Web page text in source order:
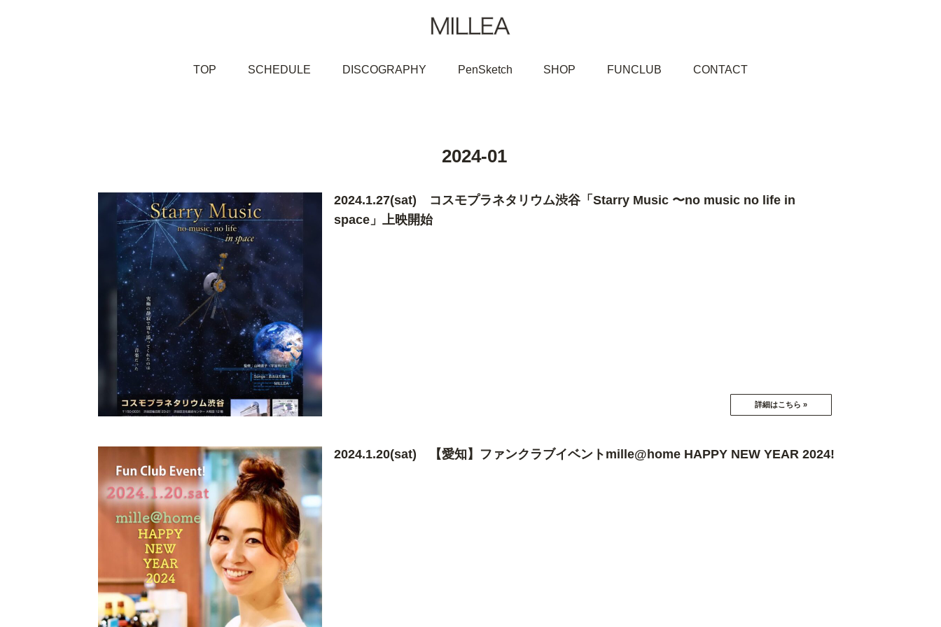
TOP SCHEDULE DISCOGRAPHY PenSketch SHOP FUNCLUB CONTACT
2024-01
2024.1.27(sat) コスモプラネタリウム渋谷「Starry Music 〜no music no life in
space」上映開始
2024.1.20(sat) 【愛知】ファンクラブイベントmille@home HAPPY NEW YEAR 2024!